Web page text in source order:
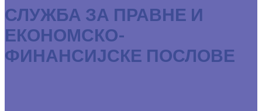
СЛУЖБА ЗА ПРАВНЕ И
ЕКОНОМСКО-
ФИНАНСИЈСКЕ ПОСЛОВЕ